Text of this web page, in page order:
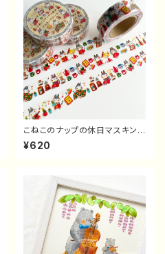
こねこのナップの休日マスキング
テープ
¥620